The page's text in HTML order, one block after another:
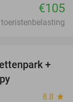
€105
46%
+
8.8 star